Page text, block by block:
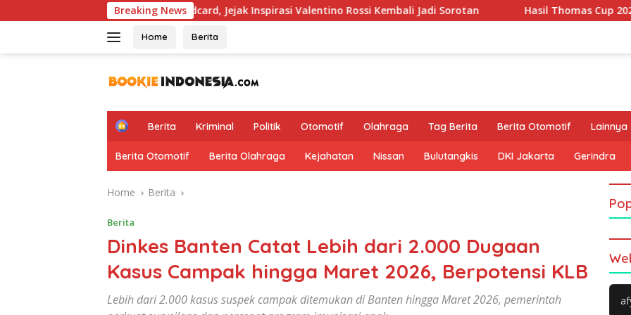
to
Breaking News
Aturan Wildcard, Jejak Inspirasi Valentino Rossi Kembali Jadi Sorotan Hasil Thomas Cup 2026: Leong Jun Hao
Home Berita
H
m
e
Berita Kriminal Politik Otomotif Olahraga Tag Berita Berita Otomotif Lainnya
Berita Otomotif Berita Olahraga Kejahatan Nissan Bulutangkis DKI Jakarta Gerindra
Home Berita
Berita
Dinkes Banten Catat Lebih dari 2.000 Dugaan
Kasus Campak hingga Maret 2026, Berpotensi KLB
Lebih dari 2.000 kasus suspek campak ditemukan di Banten hingga Maret 2026, pemerintah